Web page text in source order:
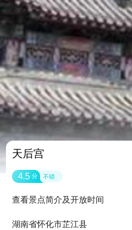
天后宫
4.5 分 不错
查看景点简介及开放时间
湖南省怀化市芷江县